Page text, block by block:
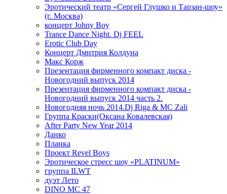
Эротический театр «Сергей Глушко и Тарзан-шоу»
(г. Москва)
концерт Johny Boy
Trance Dance Night. Dj FEEL
Erotic Club Day
Концерт Дмитрия Колдуна
Макс Корж
Презентация фирменного компакт диска -
Новогодний выпуск 2014
Презентация фирменного компакт диска -
Новогодний выпуск 2014 часть 2.
Новогодняя ночь 2014.Dj Riga & MC Zali
Группа Краски(Оксана Ковалевская)
After Party New Year 2014
Данко
Планка
Проект Revel Boys
Эротическое стресс шоу «PLATINUM»
группа ILWT
дуэт Лето
DINO MC 47